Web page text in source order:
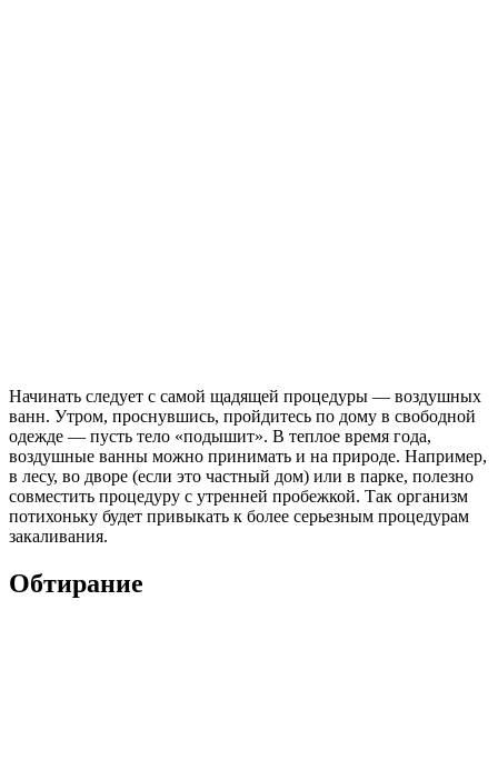
Начинать следует с самой щадящей процедуры — воздушных
ванн. Утром, проснувшись, пройдитесь по дому в свободной
одежде — пусть тело «подышит». В теплое время года,
воздушные ванны можно принимать и на природе. Например,
в лесу, во дворе (если это частный дом) или в парке, полезно
совместить процедуру с утренней пробежкой. Так организм
потихоньку будет привыкать к более серьезным процедурам
закаливания.
Обтирание